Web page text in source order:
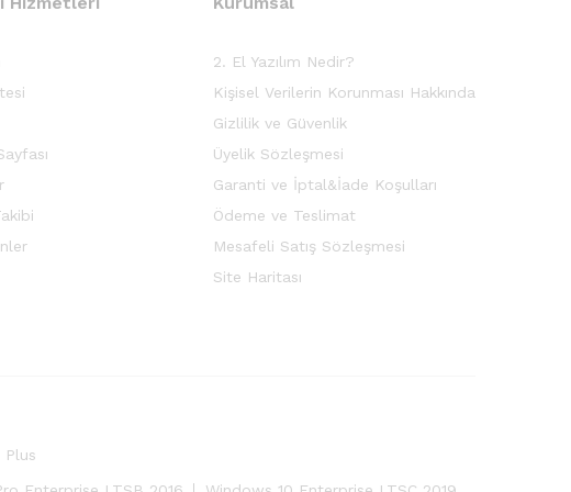
2. El Yazılım Nedir?
Kişisel Verilerin Korunması Hakkında
Gizlilik ve Güvenlik
Üyelik Sözleşmesi
Garanti ve İptal&İade Koşulları
Ödeme ve Teslimat
Mesafeli Satış Sözleşmesi
Site Haritası
Plus